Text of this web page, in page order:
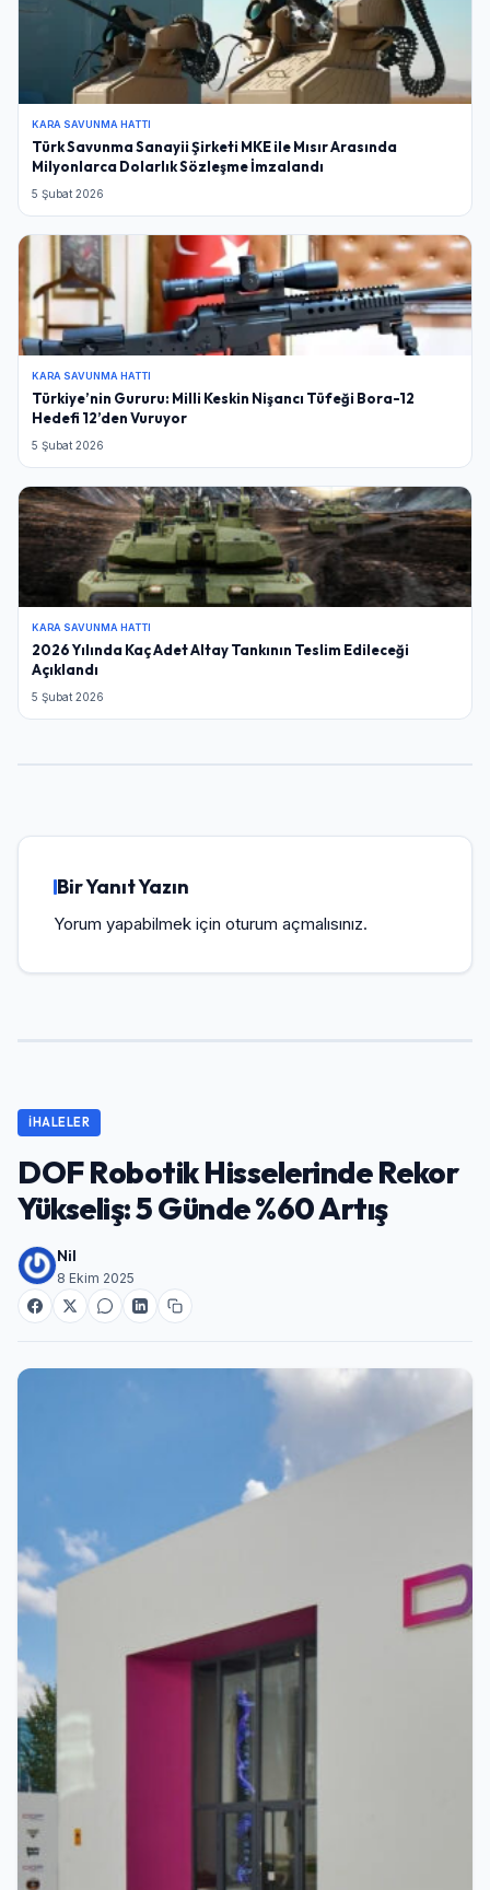
KARA SAVUNMA HATTI
Türk Savunma Sanayii Şirketi MKE ile Mısır Arasında
Milyonlarca Dolarlık Sözleşme İmzalandı
5 Şubat 2026
KARA SAVUNMA HATTI
Türkiye’nin Gururu: Milli Keskin Nişancı Tüfeği Bora-12
Hedefi 12’den Vuruyor
5 Şubat 2026
KARA SAVUNMA HATTI
2026 Yılında Kaç Adet Altay Tankının Teslim Edileceği
Açıklandı
5 Şubat 2026
Bir Yanıt Yazın
Yorum yapabilmek için oturum açmalısınız.
İHALELER
DOF Robotik Hisselerinde Rekor
Yükseliş: 5 Günde %60 Artış
Nil
8 Ekim 2025